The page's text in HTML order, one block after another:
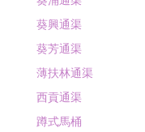
葵興通渠
葵芳通渠
薄扶林通渠
西貢通渠
蹲式馬桶